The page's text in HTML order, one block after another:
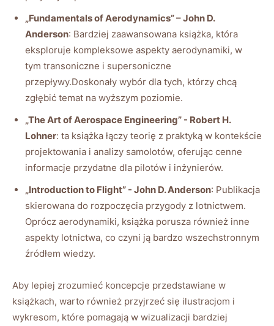
„Fundamentals of‍ Aerodynamics” – ⁤John D.
Anderson:⁤ Bardziej zaawansowana książka,⁤ która
‍eksploruje kompleksowe aspekty ⁢aerodynamiki, w
tym⁣ transoniczne ​i supersoniczne
przepływy.Doskonały ‌wybór dla ⁤tych, ⁣którzy chcą
zgłębić temat na ⁤wyższym poziomie.
„The Art of Aerospace Engineering” -⁣ Robert ‍H.
Lohner: ta książka łączy teorię z praktyką w kontekście
projektowania i ​analizy samolotów,⁤ oferując cenne
informacje przydatne ‍dla ⁣pilotów‍ i inżynierów.
„Introduction to Flight” ​- John D.⁢ Anderson: Publikacja
skierowana do rozpoczęcia przygody ‍z lotnictwem.
Oprócz​ aerodynamiki, ⁣książka‍ porusza również inne
aspekty lotnictwa, co czyni ją bardzo wszechstronnym
źródłem wiedzy.
Aby ‍lepiej zrozumieć koncepcje ⁤przedstawiane w
książkach, ‍warto ‌również przyjrzeć​ się ilustracjom i
wykresom, które pomagają w wizualizacji bardziej